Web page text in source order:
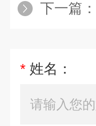
下一篇：
* 姓名：